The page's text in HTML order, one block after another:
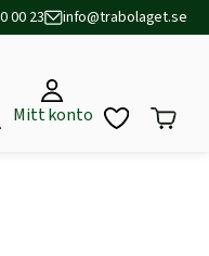
00 23 info@trabolaget.se
Mitt konto